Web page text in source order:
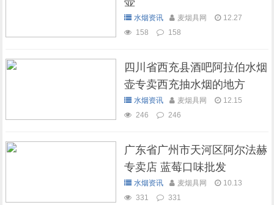
水烟资讯 麦烟具网
12.27
158
158
四川省西充县酒吧阿拉伯水烟
壶专卖西充抽水烟的地方
水烟资讯 麦烟具网
12.15
246
246
广东省广州市天河区阿尔法赫
专卖店 蓝莓口味批发
水烟资讯 麦烟具网
10.13
331
331